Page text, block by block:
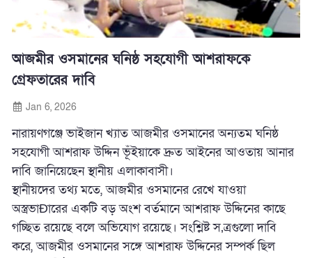
আজমীর ওসমানের ঘনিষ্ঠ সহযোগী আশরাফকে
গ্রেফতারের দাবি
Jan 6, 2026
নারায়ণগঞ্জে ভাইজান খ্যাত আজমীর ওসমানের অন্যতম ঘনিষ্ঠ
সহযোগী আশরাফ উদ্দিন ভূঁইয়াকে দ্রুতআইনের আওতায় আনার
দাবি জানিয়েছেন স্থানীয় এলাকাবাসী।
স্থানীয়দের তথ্য মতে, আজমীর ওসমানের রেখে যাওয়া
অস্ত্রভাÐারের একটি বড় অংশ বর্তমানে আশরাফ উদ্দিনের কাছে
গচ্ছিত রয়েছে বলে অভিযোগ রয়েছে। সংশ্লিষ্ট স‚ত্রগুলো দাবি
করে, আজমীর ওসমানের সঙ্গে আশরাফ উদ্দিনের সম্পর্ক ছিল